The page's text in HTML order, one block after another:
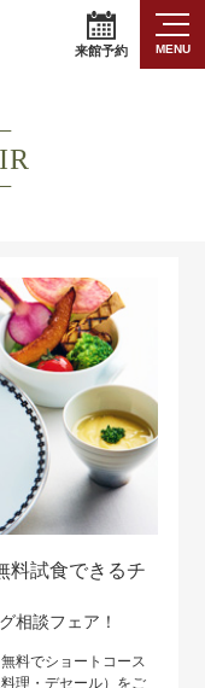
来館予約 MENU
料試食できるチ
相談フェア！
料でショートコース
理・デセール）をご